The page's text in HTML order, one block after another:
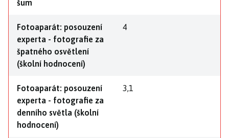
šum
Fotoaparát: posouzení
experta - fotografie za
špatného osvětlení
(školní hodnocení)
4
Fotoaparát: posouzení
experta - fotografie za
denního světla (školní
hodnocení)
3,1